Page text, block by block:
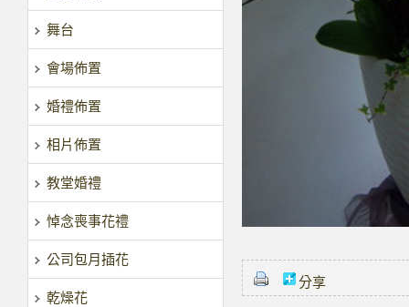
舞台
會場佈置
婚禮佈置
相片佈置
教堂婚禮
悼念喪事花禮
公司包月插花
乾燥花
分享